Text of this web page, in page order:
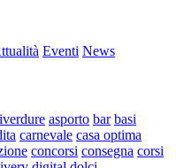
Eventi News
asporto bar basi
carnevale casa optima
concorsi consegna corsi